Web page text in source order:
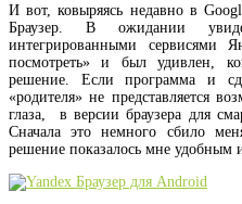
И вот, ковыряясь недавно в
Браузер. В ожидании
интегрированными сервисями
посмотреть» и был удивлен,
решение. Если программа и
«родителя» не представляется
глаза, в версии браузера для
Сначала это немного сбило
решение показалось мне удобным